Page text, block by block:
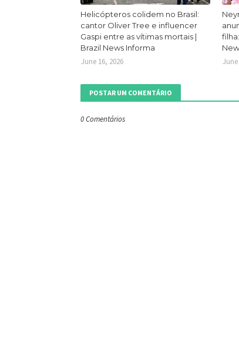
Helicópteros colidem no Brasil:
cantor Oliver Tree e influencer
Gaspi entre as vítimas mortais |
Brazil News Informa
June 16, 2026 June
POSTAR UM COMENTÁRIO
0 Comentários